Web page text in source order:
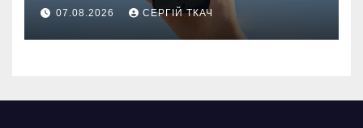
07.08.2026 СЕРГІЙ ТКАЧ